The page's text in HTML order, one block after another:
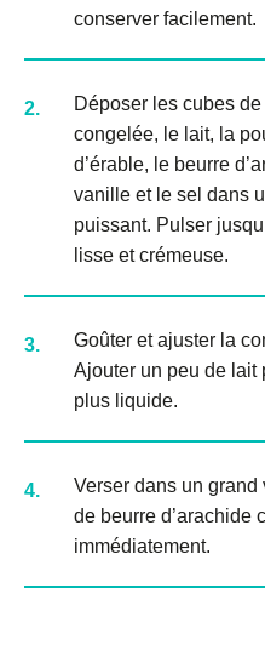
conserver facilement.
2.
Déposer les cubes
congelée, le lait, la
d’érable, le beurre
vanille et le sel dans
puissant. Pulser
lisse et crémeuse.
3.
Goûter et ajuster la
Ajouter un peu de lait
plus liquide.
4.
Verser dans un grand
de beurre d’arachide
immédiatement.